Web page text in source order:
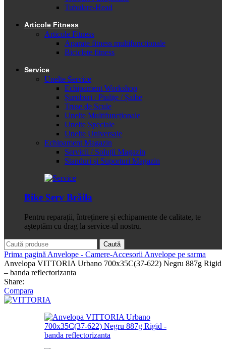
Tubulare-Head
Articole Fitness
Articole Fitness
Aparate fitness multifunctionale
Biciclete fitness
Service
Unelte Service
Echipament Workshop
Șuruburi / Piulițe / Șaibe
Truse de Scule
Unelte Multifuncționale
Unelte Speciale
Unelte Universale
Echipament Magazin
Servicii / Soluții Magazin
Standuri și Suporturi Magazin
Bike Serv Brăila
Pentru reparații, întreținere și echipamente de calitate, te
așteptăm cu drag la service-ul nostru.
Caută
Prima pagină Anvelope - Camere-Accesorii Anvelope pe sarma
Anvelopa VITTORIA Urbano 700x35C(37-622) Negru 887g Rigid
– banda reflectorizanta
Share:
Compara